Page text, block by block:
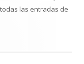
las entradas de